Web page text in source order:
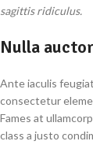
sagittis ridiculus.
Nulla
Ante iaculis
consectetur
Fames at
class a justo